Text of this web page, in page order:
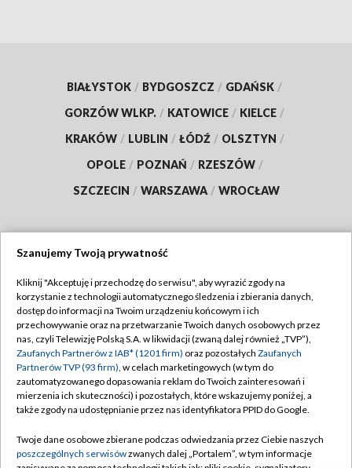
BIAŁYSTOK / BYDGOSZCZ / GDAŃSK /
GORZÓW WLKP. / KATOWICE / KIELCE /
KRAKÓW / LUBLIN / ŁÓDŹ / OLSZTYN /
OPOLE / POZNAŃ / RZESZÓW /
SZCZECIN / WARSZAWA / WROCŁAW
TVP
Abonament TVP
Emisja w TVP
Centrum informacji TVP
Naziemna Telewizja Cyfrowa
Rada Programowa
Regulamin TVP
Polityka prywatności
Moje zgody
Pomoc
Kontakt
Szanujemy Twoją prywatność
Kliknij "Akceptuję i przechodzę do serwisu", aby wyrazić zgody na
korzystanie z technologii automatycznego śledzenia i zbierania danych,
dostęp do informacji na Twoim urządzeniu końcowym i ich
przechowywanie oraz na przetwarzanie Twoich danych osobowych przez
nas, czyli Telewizję Polską S.A. w likwidacji (zwaną dalej również „TVP”),
Zaufanych Partnerów z IAB* (1201 firm) oraz pozostałych Zaufanych
Partnerów TVP (93 firm), w celach marketingowych (w tym do
zautomatyzowanego dopasowania reklam do Twoich zainteresowań i
mierzenia ich skuteczności) i pozostałych, które wskazujemy poniżej, a
także zgody na udostępnianie przez nas identyfikatora PPID do Google.
Twoje dane osobowe zbierane podczas odwiedzania przez Ciebie naszych
poszczególnych serwisówzwanych dalej „Portalem”, w tym informacje